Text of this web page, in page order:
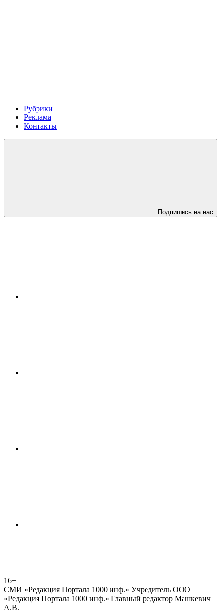
Рубрики
Реклама
Контакты
Подпишись на нас
16+
СМИ «Редакция Портала 1000 инф.» Учредитель ООО
«Редакция Портала 1000 инф.» Главный редактор Машкевич
А.В.